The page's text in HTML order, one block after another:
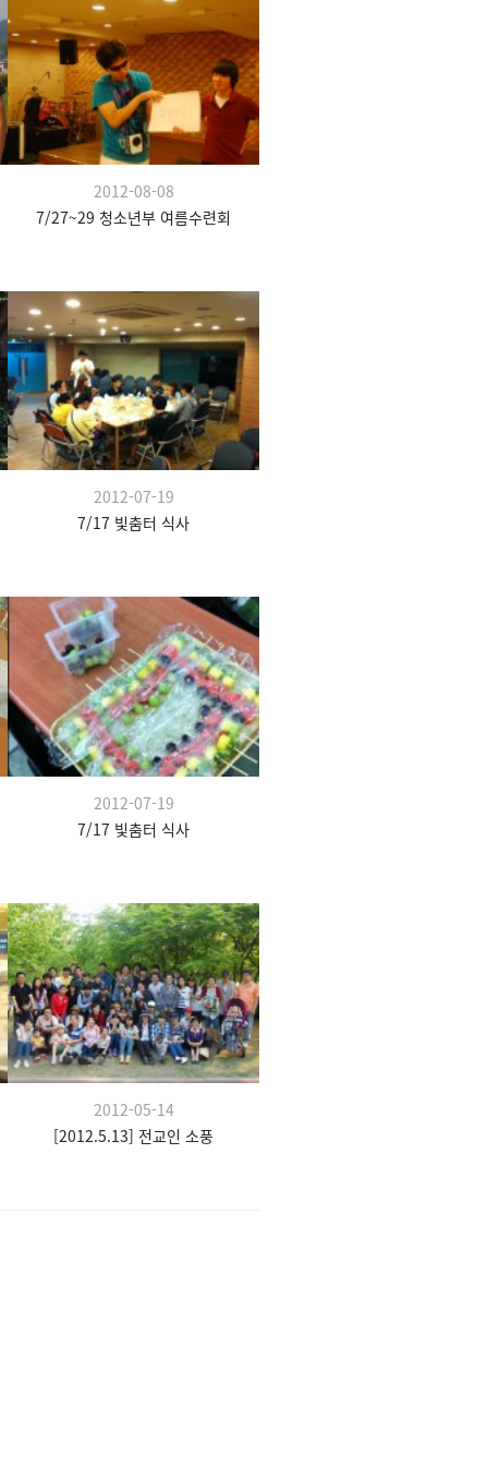
2012-08-08
7/27~29 청소년부 여름수련회
2012-07-19
7/17 빛춤터 식사
2012-07-19
7/17 빛춤터 식사
2012-05-14
[2012.5.13] 전교인 소풍